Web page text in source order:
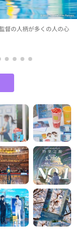
督の人柄が多くの人の心